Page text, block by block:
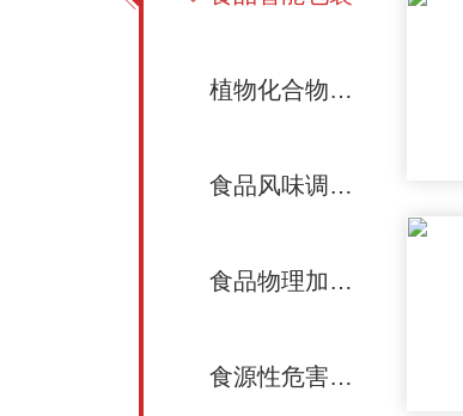
植物化合物生物合成
食品风味调控与健康
食品物理加工技术
食源性危害物防控技术